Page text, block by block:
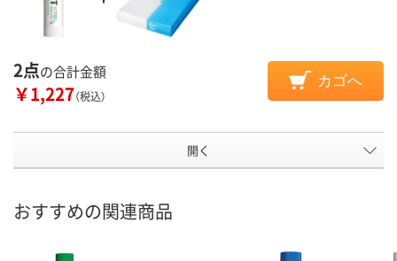
2点の合計金額
￥1,227（税込）
カゴへ
開く
おすすめの関連商品